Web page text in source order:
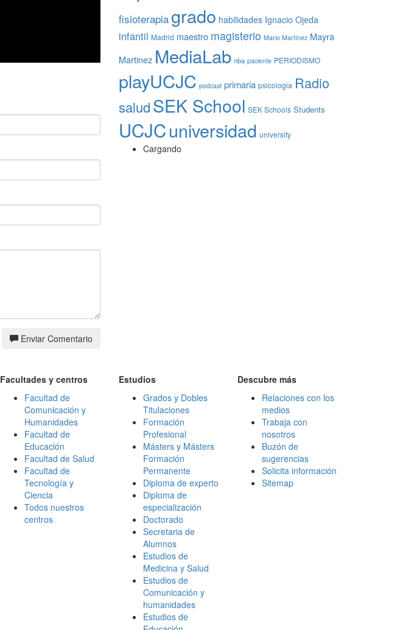
Enviar Comentario
fisioterapiagrado habilidades Ignacio Ojeda
infantil Madrid maestro magisterio Mario Martínez Mayra
Martinez MediaLab nba paciente PERIODISMO
playUCJC podcast primaria psicologia Radio
saludSEK School SEK Schools Students
UCJCuniversidad university
Cargando
Facultades y centros
Facultad de
Comunicación y
Humanidades
Facultad de
Educación
Facultad de Salud
Facultad de
Tecnología y
Ciencia
Todos nuestros
centros
Estudios
Grados y Dobles
Titulaciones
Formación
Profesional
Másters y Másters
Formación
Permanente
Diploma de experto
Diploma de
especialización
Doctorado
Secretaria de
Alumnos
Estudios de
Medicina y Salud
Estudios de
Comunicación y
humanidades
Estudios de
Descubre más
Relaciones con los
medios
Trabaja con
nosotros
Buzón de
sugerencias
Solicita información
Sitemap